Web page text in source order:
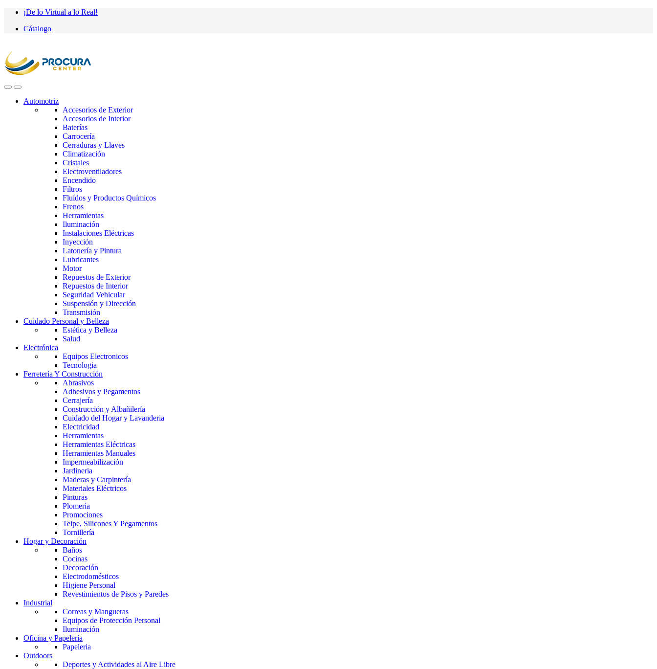
Saltar
navegación
saltar
contenido
¡De lo Virtual a lo Real!
Cátalogo
Automotriz
Accesorios de Exterior
Accesorios de Interior
Baterías
Carrocería
Cerraduras y Llaves
Climatización
Cristales
Electroventiladores
Encendido
Filtros
Fluídos y Productos Químicos
Frenos
Herramientas
Iluminación
Instalaciones Eléctricas
Inyección
Latonería y Pintura
Lubricantes
Motor
Repuestos de Exterior
Repuestos de Interior
Seguridad Vehicular
Suspensión y Dirección
Transmisión
Cuidado Personal y Belleza
Estética y Belleza
Salud
Electrónica
Equipos Electronicos
Tecnologia
Ferretería Y Construcción
Abrasivos
Adhesivos y Pegamentos
Cerrajería
Construcción y Albañilería
Cuidado del Hogar y Lavanderia
Electricidad
Herramientas
Herramientas Eléctricas
Herramientas Manuales
Impermeabilización
Jardineria
Maderas y Carpintería
Materiales Eléctricos
Pinturas
Plomería
Promociones
Teipe, Silicones Y Pegamentos
Tornillería
Hogar y Decoración
Baños
Cocinas
Decoración
Electrodomésticos
Higiene Personal
Revestimientos de Pisos y Paredes
Industrial
Correas y Mangueras
Equipos de Protección Personal
Iluminación
Oficina y Papelería
Papeleria
Outdoors
Deportes y Actividades al Aire Libre